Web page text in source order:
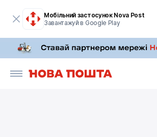
Мобільний застосунок Nova Post
Завантажуй в Google Play